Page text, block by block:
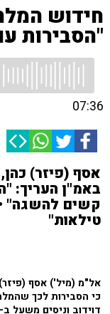
חידוש
"הסבירות
07:36
אסף (פיזר)
באמ"ן העריך:
קשים להשגה"
טילאות"
אל"מ (מיל') אסף
כי הסבירות לכך